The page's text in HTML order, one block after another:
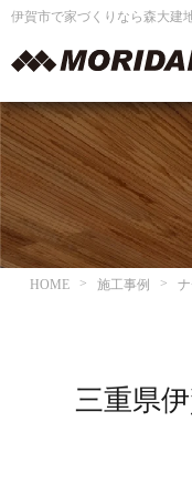
伊賀市で家づくりなら森大建
HOME 施工事例
三重県